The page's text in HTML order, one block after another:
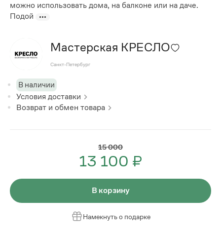
можно использовать дома, на балконе или на даче.
Подой
Мастерская КРЕСЛО
Санкт-Петербург
В наличии
Условия доставки
Возврат и обмен товара
15 000
13 100 ₽
В корзину
Намекнуть о подарке